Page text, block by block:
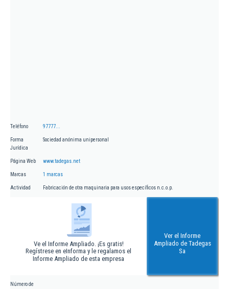
Teléfono 97777...
Forma
Jurídica
Sociedad anónima unipersonal
Página Web www.tadegas.net
Marcas 1 marcas
Actividad Fabricación de otra maquinaria para usos específicos n.c.o.p.
Ve el Informe Ampliado. ¡Es gratis!
Regístrese en eInforma y le regalamos el
Informe Ampliado de esta empresa
Ver el Informe
Ampliado de Tadegas
Sa
Número de